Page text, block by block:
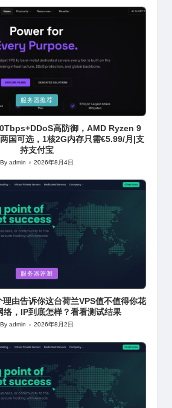
服务器推荐
高防御，AMD Ryzen 9
国可选，1核2G内存只需€5.99/月|支
持支付宝
Posted
Byadmin 2026年8月4日
服务器评测
由告诉你这台荷兰VPS值不值得你花
络，IP到底怎样？看看测试结果
Posted
Byadmin 2026年8月2日